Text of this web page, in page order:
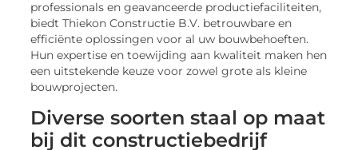
professionals en geavanceerde productiefaciliteiten,
biedt Thiekon Constructie B.V. betrouwbare en
efficiënte oplossingen voor al uw bouwbehoeften.
Hun expertise en toewijding aan kwaliteit maken hen
een uitstekende keuze voor zowel grote als kleine
bouwprojecten.
Diverse soorten staal op maat
bij dit constructiebedrijf